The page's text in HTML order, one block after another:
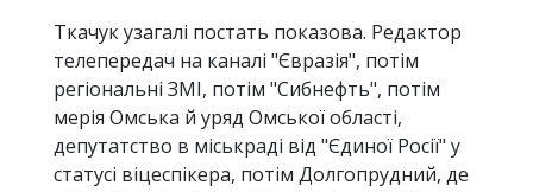
Ткачук узагалі постать показова. Редактор
телепередач на каналі "Євразія", потім
регіональні ЗМІ, потім "Сибнефть", потім
мерія Омська й уряд Омської області,
депутатство в міськраді від "Єдиної Росії" у
статусі віцеспікера, потім Долгопрудний, де